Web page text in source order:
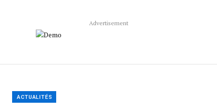
Advertisement
ACTUALITÉS